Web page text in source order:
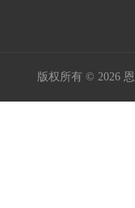
版权所有 © 2026